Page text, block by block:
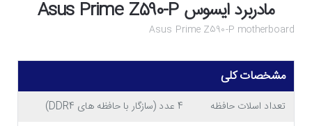
مادربرد ایسوس Asus Prime Z590-P
Asus Prime Z590-P motherboard
مشخصات کلی
تعداد اسلات حافظه
4 عدد (سازگار با حافظه های DDR4)